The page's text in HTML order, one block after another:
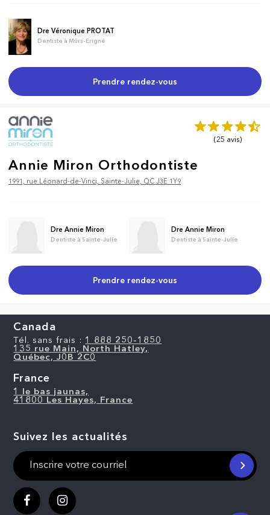
Dre Véronique PROTAT
Dentiste à Mûrs-Erigné
Prendre rendez-vous
(25 avis)
Annie Miron Orthodontiste
1991, rue Léonard-de-Vinci, Sainte-Julie, QC J3E 1Y9
Dre Annie Miron
Dentiste à Sainte-Julie
Dre Annie Miron
Dentiste à Sainte-Julie
Prendre rendez-vous
Canada
Tél. sans frais : 1 888 250-1850
135 rue Main, North Hatley,
Québec, J0B 2C0
France
1 le bas jaunas,
41800 Les Hayes, France
Suivez les actualités